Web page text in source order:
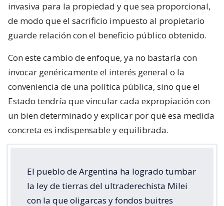
invasiva para la propiedad y que sea proporcional,
de modo que el sacrificio impuesto al propietario
guarde relación con el beneficio público obtenido.
Con este cambio de enfoque, ya no bastaría con
invocar genéricamente el interés general o la
conveniencia de una política pública, sino que el
Estado tendría que vincular cada expropiación con
un bien determinado y explicar por qué esa medida
concreta es indispensable y equilibrada.
El pueblo de Argentina ha logrado tumbar
la ley de tierras del ultraderechista Milei
con la que oligarcas y fondos buitres